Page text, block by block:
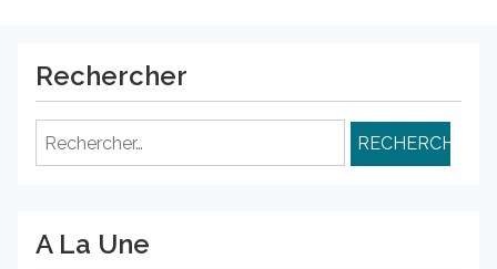
Rechercher
Rechercher :
A La Une